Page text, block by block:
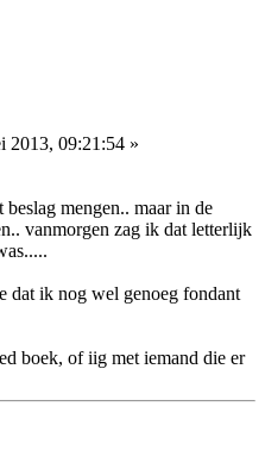
2013, 09:21:54 »
mengen.. maar in de
vanmorgen zag ik dat letterlijk
dat ik nog wel genoeg fondant
boek, of iig met iemand die er